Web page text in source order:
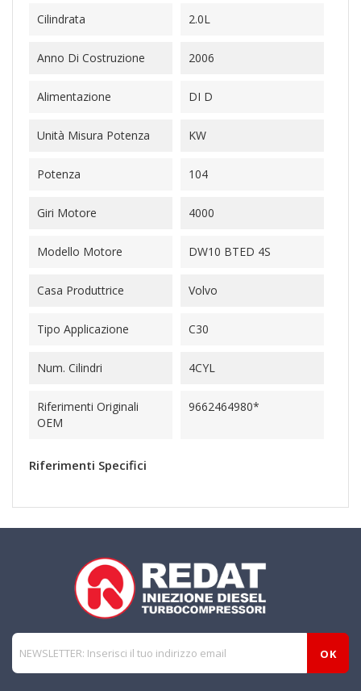
Cilindrata 2.0L
Anno Di Costruzione 2006
Alimentazione DI D
Unità Misura Potenza KW
Potenza 104
Giri Motore 4000
Modello Motore DW10 BTED 4S
Casa Produttrice Volvo
Tipo Applicazione C30
Num. Cilindri 4CYL
Riferimenti Originali
OEM
9662464980*
Riferimenti Specifici